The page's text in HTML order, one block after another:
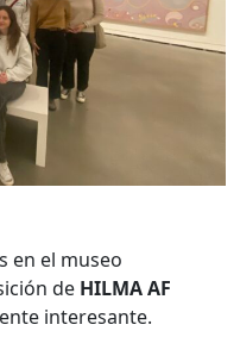
en el museo
de HILMA AF
interesante.